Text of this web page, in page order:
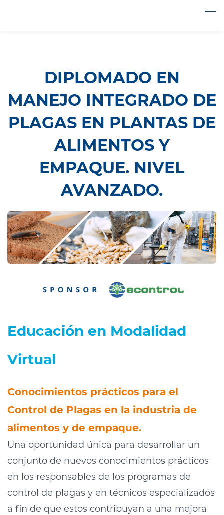
DIPLOMADO EN
MANEJO INTEGRADO DE
PLAGAS EN PLANTAS DE
ALIMENTOS Y
EMPAQUE. NIVEL
AVANZADO.
Educación en Modalidad
Virtual
Conocimientos prácticos para el
Control de Plagas en la industria de
alimentos y de empaque.
Una oportunidad única para desarrollar un
conjunto de nuevos conocimientos prácticos
en los responsables de los programas de
control de plagas y en técnicos especializados
a fin de que estos contribuyan a una mejora